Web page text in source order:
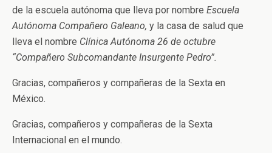
de la escuela autónoma que lleva por nombre Escuela
Autónoma Compañero Galeano, y la casa de salud que
lleva el nombre Clínica Autónoma 26 de octubre
“Compañero Subcomandante Insurgente Pedro”.
Gracias, compañeros y compañeras de la Sexta en
México.
Gracias, compañeros y compañeras de la Sexta
Internacional en el mundo.